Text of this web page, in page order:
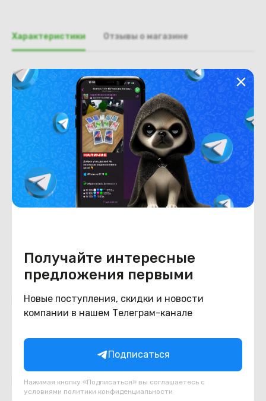
Получайте интересные
предложения первыми
Новые поступления, скидки и новости
компании в нашем Телеграм-канале
Подписаться
Нажимая кнопку «Подписаться» вы соглашаетесь с
условиями политики конфиденциальности
Характеристики Отзывы о магазине
Общая информация
Производитель
Acer
Тип товара
рамка крышки матрицы
Состояние
Недостатки
состояние, запрос фото
уточнять у менеджера.
Состояние
Внешний вид
состояние, запрос фото
Похожие товары
Подборки товаров в категории